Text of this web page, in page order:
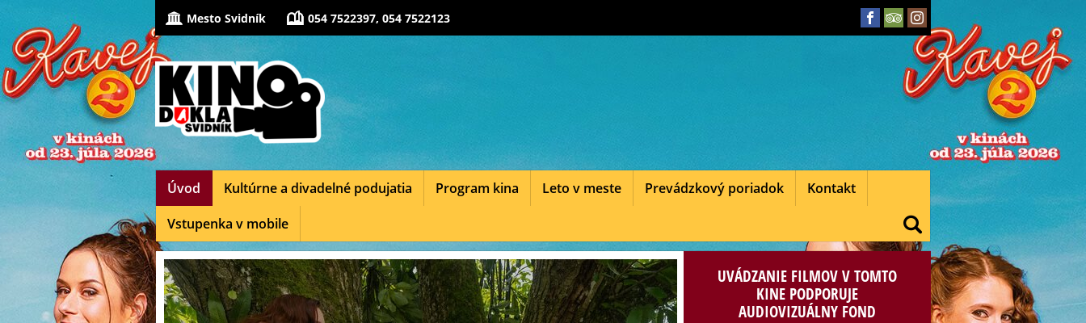
Mesto Svidník 054 7522397, 054 7522123
Úvod Kultúrne a divadelné podujatia Program kina Leto v meste Prevádzkový poriadok
Kontakt
Vstupenka v mobile
UVÁDZANIE FILMOV V TOMTO
KINE PODPORUJE
AUDIOVIZUÁLNY FOND